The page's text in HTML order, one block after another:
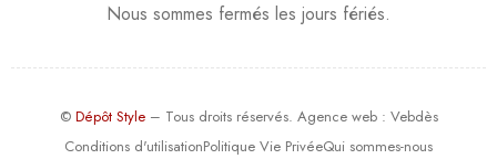
Nous sommes fermés les jours fériés.
© Dépôt Style– Tous droits réservés. Agence web: Vebdès
Conditions d'utilisationPolitique Vie PrivéeQui sommes-nous